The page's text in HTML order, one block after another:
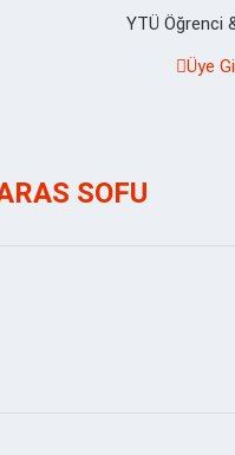
YTÜ Öğrenci
Üye
SOFU